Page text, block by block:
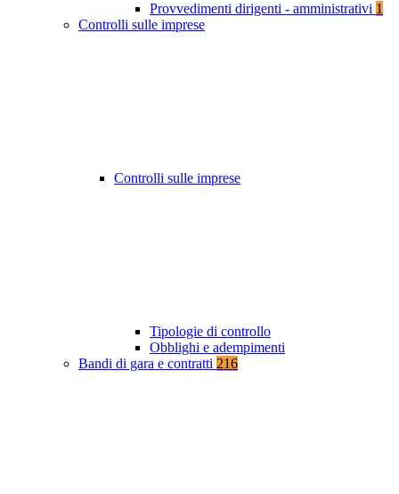
Provvedimenti dirigenti - amministrativi 1
Controlli sulle imprese
Controlli sulle imprese
Tipologie di controllo
Obblighi e adempimenti
Bandi di gara e contratti 216